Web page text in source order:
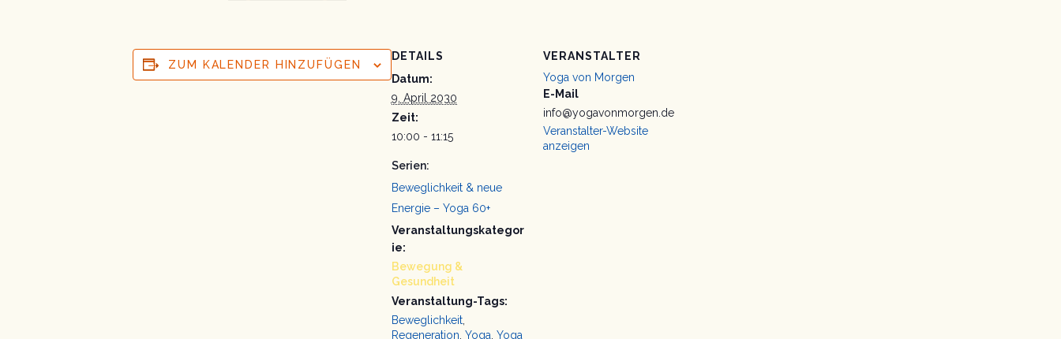
ZUM KALENDER HINZUFÜGEN
DETAILS
Datum:
9. April 2030
Zeit:
10:00 - 11:15
Serien:
Beweglichkeit & neue
Energie – Yoga 60+
Veranstaltungskategor
ie:
Bewegung &
Gesundheit
Veranstaltung-Tags:
Beweglichkeit,
Regeneration Yoga Yoga
VERANSTALTER
Yoga von Morgen
E-Mail
info@yogavonmorgen.de
Veranstalter-Website
anzeigen